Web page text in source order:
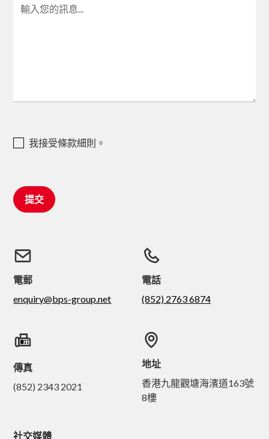
我接受條款細則。
電郵
enquiry@bps-group.net
電話
(852) 2763 6874
傳真
(852) 2343 2021
地址
香港九龍觀塘海濱道163號
8樓
社交媒體